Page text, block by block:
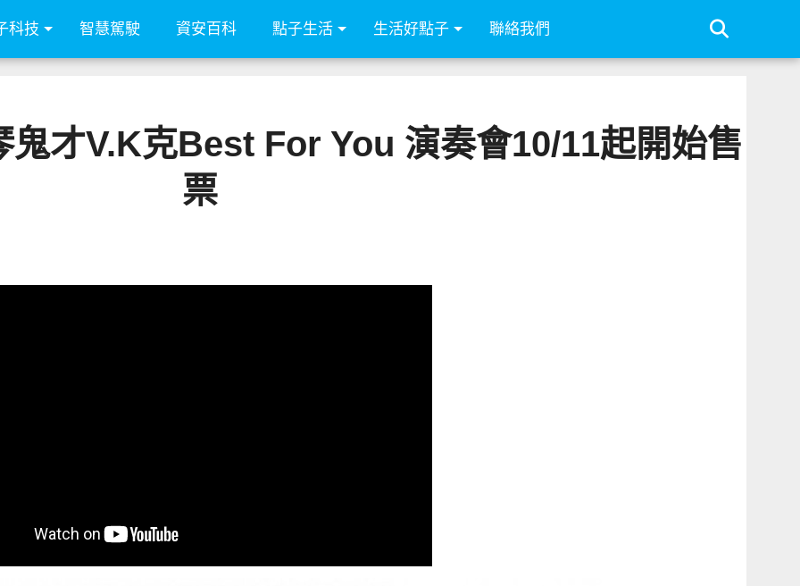
科技 智慧駕駛 資安百科 點子生活 生活好點子 聯絡我們
才V.K克Best For You 演奏會10/11起開始售
票